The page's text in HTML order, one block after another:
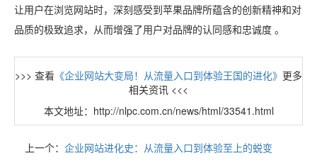
让用户在浏览网站时，深刻感受到苹果品牌所蕴含的创新精神和对
品质的极致追求，从而增强了用户对品牌的认同感和忠诚度 。
>>> 查看 《企业网站大变局！从流量入口到体验王国的进化》 更多
相关资讯 <<<
本文地址：http://nlpc.com.cn/news/html/33541.html
上一个： 企业网站进化史：从流量入口到体验至上的蜕变